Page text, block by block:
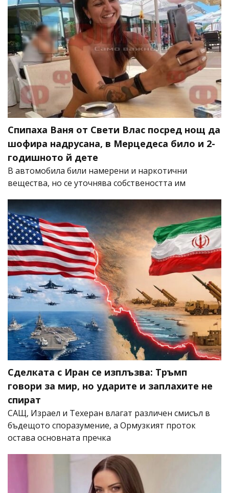
Спипаха Ваня от Свети Влас посред нощ да
шофира надрусана, в Мерцедеса било и 2-
годишното й дете
В автомобила били намерени и наркотични
вещества, но се уточнява собствеността им
Сделката с Иран се изплъзва: Тръмп
говори за мир, но ударите и заплахите не
спират
САЩ, Израел и Техеран влагат различен смисъл в
бъдещото споразумение, а Ормузкият проток
остава основната пречка